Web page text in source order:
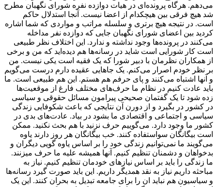
می‌دهم. هرگاه پرونده‌ای در هیات دوازده نفره شورای نگهبان مطرح
شد هیچ فرقی بین هیچکدام از اعضا نیست. آنجا استدلال حاکم
است. در نتیجه هیچ برتری و سلسله مراتب و مواردی که شما اشاره
کردید بین اعضای شورای نگهبان جایی که دوازده نفر مداخله
می‌کنند در پرونده‌ها وجود نداشته و ندارد. این اختلاف نظر طبیعی
است کار شورایی است شاید در رسانه‌ها هم دیده‌اید که من و برخی
از همکاران نظرمان با دبیر شورا که یک فقیه است یکی نیست. من
بر نظر خودم اصرار می‌کنم. یک جاهایی عقیده دارم درست می‌گویم
و آنها اشتباه می‌کنند و پای حرفم هم هستم. این هم طبیعی است. ما
باید عادت کنیم در نظام ما حرف‌های مختلف فارغ از موقعیت‌ها
زده شود تا یک گفتمان صحیحی پیرامون مسائل حقوقی و سیاسی
در کشور در بگیرد و از دورن آن نتایجی که باعث شکوفایی زندگی
سیاسی و اجتماعی و اقتصادی ما بشود در بیاد. عادت‌های بدی در
کشور ما وجود دارد. می‌گوییم حرف نزنید با هم بحث نکنید. ممکن
است بیگانگان سواستفاده کنند. خب بیگانگان هر روز دارند یاوه
می‌گویند ما نمی‌توانیم زندگی خود را بر اساس یاوه گویی دیگران و
بدخواهان و دشمنان تنظیم کنیم. آنها همیشه علیه ما حرف میزنند.
ما زندگی را باید بر اساس نیازهای خودمان تنظیم کنیم. نیاز به
مباحثه داریم نیاز به نقد همدیگر داریم. این باید صورت گیرد رسانه‌ها
و سیاسیون هم نباید ان را برای جامعه تبدیل به بحران کنند. این یک